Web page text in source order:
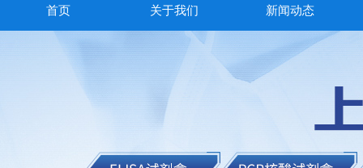
首页 关于我们 新闻动态